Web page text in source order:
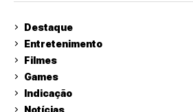
Destaque
Entretenimento
Filmes
Games
Indicação
Notícias